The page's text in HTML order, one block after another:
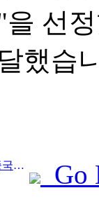
선
했습
Prev:중국관광그룹은 8년 연속으로 중국국제수입박람회에 참가하여 10억 달러 이상의 계약을 체결했습니다.
Go